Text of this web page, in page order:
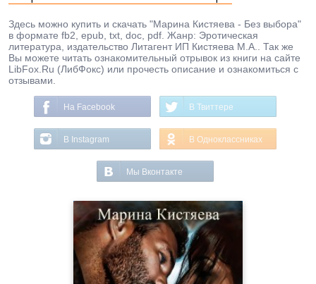
Здесь можно купить и скачать "Марина Кистяева - Без выбора"
в формате fb2, epub, txt, doc, pdf. Жанр: Эротическая
литература, издательство Литагент ИП Кистяева М.А.. Так же
Вы можете читать ознакомительный отрывок из книги на сайте
LibFox.Ru (ЛибФокс) или прочесть описание и ознакомиться с
отзывами.
На Facebook В Твиттере
В Instagram В Одноклассниках
Мы Вконтакте